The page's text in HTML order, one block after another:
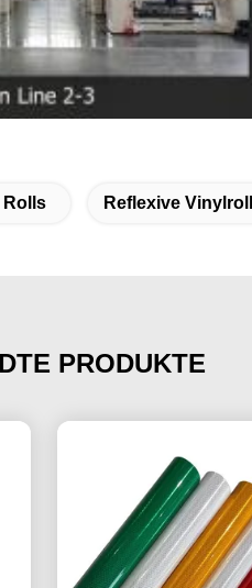
Rolls Reflexive
PRODUKTE